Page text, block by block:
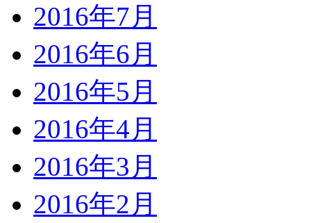
2016年7月
2016年6月
2016年5月
2016年4月
2016年3月
2016年2月